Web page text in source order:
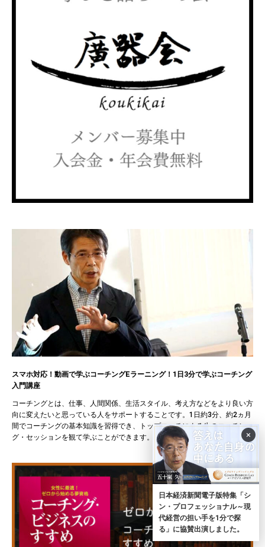
スマホ対応！動画で学ぶコーチングEラーニング！1日3分で学ぶコーチング
入門講座
コーチングとは、仕事、人間関係、生活スタイル、考え方などをより良い方
向に変えたいと思っている人をサポートすることです。1日約3分、約2ヵ月
間でコーチングの基本知識を習得でき、トップコーチによる生のコーチン
グ・セッションを観て学ぶことができます。
×
日本経済新聞電子版特集「シ
ン・プロフェッショナル～現
代経営の担い手を1分で探
る」に協賛出演しました。